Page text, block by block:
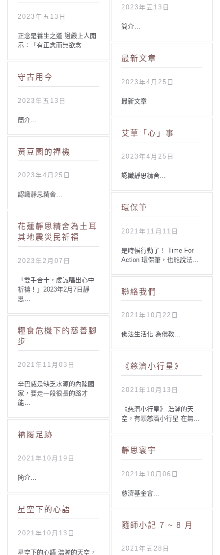
2023年五13日
正念是養生之道 證嚴上人開
示︰「有正念而無欲念…
2023年五13日
簡介…
守古用今
2023年五13日
簡介…
最新文章
2023年4月25日
最新文章
黃豆園的禪機
2023年4月25日
認識靜思精舍…
艾草「心」事
2023年4月25日
認識靜思精舍…
花蓮靜思精舍為土耳
其地震災民祈福
2023年2月07日
「雙手合十，虔誠唱出心中
祈禱！」2023年2月7日靜
思…
環保筆
2021年11月11日
是時候行動了！ Time For
Action 環保筆，也能說法…
糧食危機下的慈善腳
步
2021年11月03日
辛巴威是缺乏水源的內陸國
家，要走一段很長的路才
能…
聯絡我們
2021年10月22日
佛法生活化 為佛教…
衲履足跡
2021年10月19日
簡介…
《慈濟小行星》
2021年10月13日
《慈濟小行星》 浩瀚的天
空，有顆慈濟小行星 在無…
星空下的心語
2021年10月13日
星空下的心語 浩瀚的天空，
靜思寰宇
2021年10月06日
慈濟基金會…
隨師小記 7 ~ 8 月
2021年五28日